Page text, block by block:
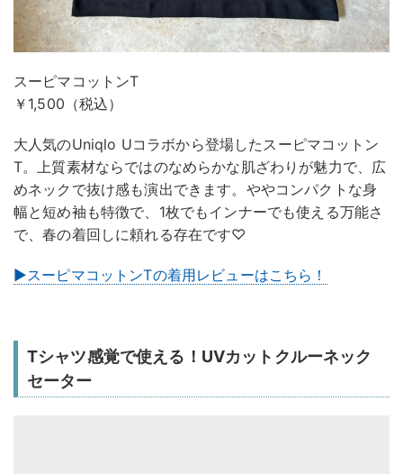
スーピマコットンT
￥1,500（税込）
大人気のUniqlo Uコラボから登場したスーピマコットン
T。上質素材ならではのなめらかな肌ざわりが魅力で、広
めネックで抜け感も演出できます。ややコンパクトな身
幅と短め袖も特徴で、1枚でもインナーでも使える万能さ
で、春の着回しに頼れる存在です♡
▶スーピマコットンTの着用レビューはこちら！
Tシャツ感覚で使える！UVカットクルーネック
セーター